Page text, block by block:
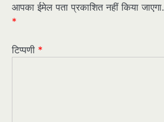
आपका ईमेल पता प्रकाशित नहीं किया जाएगा.
*
टिप्पणी *